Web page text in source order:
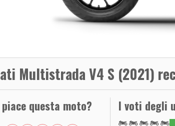
Multistrada V4 S (2021)
questa moto? I voti degli